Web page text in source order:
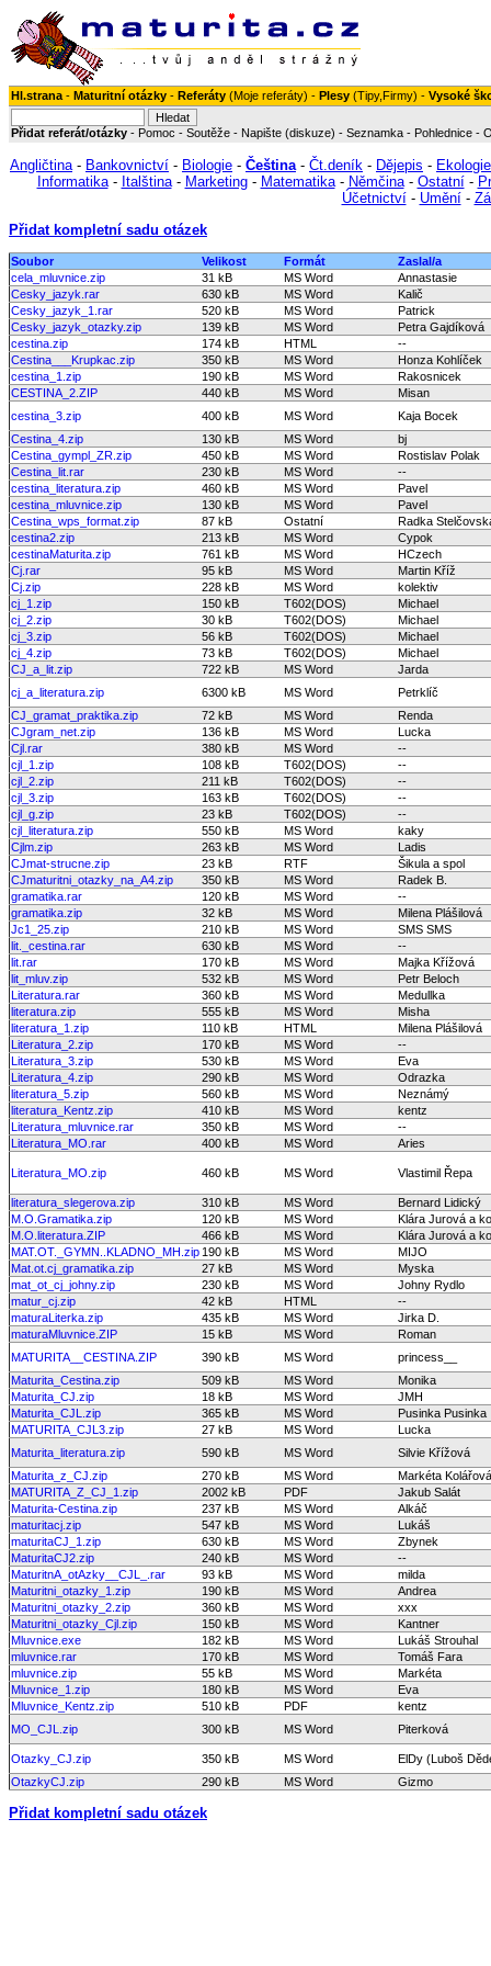
Hl.strana - Maturitní otázky - Referáty (Moje referáty) - Plesy (Tipy,Firmy) - Vysoké
Přidat referát/otázky - Pomoc - Soutěže - Napište (diskuze) - Seznamka - Pohlednice -
Angličtina- Bankovnictví - Biologie - Čeština- Čt.deník - Dějepis - Ekologie
Informatika- Italština- Marketing- Matematika- Němčina- Ostatní-
Účetnictví- Umění-
Přidat kompletní sadu otázek
Soubor Velikost Formát
Zaslal/a
cela_mluvnice.zip
31 kB MS Word
Annastasie
Cesky_jazyk.rar
630 kB MS Word
Kalič
Cesky_jazyk_1.rar
520 kB MS Word
Patrick
Cesky_jazyk_otazky.zip
139 kB MS Word
Petra Gajdíková
cestina.zip
174 kB HTML
--
Cestina___Krupkac.zip
350 kB MS Word
Honza Kohlíček
cestina_1.zip
190 kB MS Word
Rakosnicek
CESTINA_2.ZIP
440 kB MS Word
Misan
cestina_3.zip
400 kB MS Word
Kaja Bocek
Cestina_4.zip
130 kB MS Word
bj
Cestina_gympl_ZR.zip
450 kB MS Word
Rostislav Polak
Cestina_lit.rar
230 kB MS Word
--
cestina_literatura.zip
460 kB MS Word
Pavel
cestina_mluvnice.zip
130 kB MS Word
Pavel
Cestina_wps_format.zip
87 kB Ostatní
Radka
cestina2.zip
213 kB MS Word
Cypok
cestinaMaturita.zip
761 kB MS Word
HCzech
Cj.rar
95 kB MS Word
Martin Kříž
Cj.zip
228 kB MS Word
kolektiv
cj_1.zip
150 kB T602(DOS)
Michael
cj_2.zip
30 kB T602(DOS)
Michael
cj_3.zip
56 kB T602(DOS)
Michael
cj_4.zip
73 kB T602(DOS)
Michael
CJ_a_lit.zip
722 kB MS Word
Jarda
cj_a_literatura.zip
6300 kB MS Word
Petrklíč
CJ_gramat_praktika.zip
72 kB MS Word
Renda
CJgram_net.zip
136 kB MS Word
Lucka
Cjl.rar
380 kB MS Word
--
cjl_1.zip
108 kB T602(DOS)
--
cjl_2.zip
211 kB T602(DOS)
--
cjl_3.zip
163 kB T602(DOS)
--
cjl_g.zip
23 kB T602(DOS)
--
cjl_literatura.zip
550 kB MS Word
kaky
Cjlm.zip
263 kB MS Word
Ladis
CJmat-strucne.zip
23 kB RTF
Šikula a spol
CJmaturitni_otazky_na_A4.zip
350 kB MS Word
Radek B.
gramatika.rar
120 kB MS Word
--
gramatika.zip
32 kB MS Word
Milena Plášilová
Jc1_25.zip
210 kB MS Word
SMS SMS
lit._cestina.rar
630 kB MS Word
--
lit.rar
170 kB MS Word
Majka Křížová
lit_mluv.zip
532 kB MS Word
Petr Beloch
Literatura.rar
360 kB MS Word
Medullka
literatura.zip
555 kB MS Word
Misha
literatura_1.zip
110 kB HTML
Milena Plášilová
Literatura_2.zip
170 kB MS Word
--
Literatura_3.zip
530 kB MS Word
Eva
Literatura_4.zip
290 kB MS Word
Odrazka
literatura_5.zip
560 kB MS Word
Neznámý
literatura_Kentz.zip
410 kB MS Word
kentz
Literatura_mluvnice.rar
350 kB MS Word
--
Literatura_MO.rar
400 kB MS Word Aries
Literatura_MO.zip 460 kB MS Word Vlastimil Řepa
literatura_slegerova.zip 310 kB MS Word
Bernard Lidický
M.O.Gramatika.zip
120 kB MS Word
Klára Jurová a
M.O.literatura.ZIP
466 kB MS Word
Klára Jurová a
MAT.OT._GYMN..KLADNO_MH.zip 190 kB MS Word
MIJO
Mat.ot.cj_gramatika.zip
27 kB MS Word
Myska
mat_ot_cj_johny.zip
230 kB MS Word
Johny Rydlo
matur_cj.zip
42 kB HTML
--
maturaLiterka.zip
435 kB MS Word
Jirka D.
maturaMluvnice.ZIP
15 kB MS Word
Roman
MATURITA__CESTINA.ZIP
390 kB MS Word
princess__
Maturita_Cestina.zip
509 kB MS Word
Monika
Maturita_CJ.zip
18 kB MS Word
JMH
Maturita_CJL.zip
365 kB MS Word
Pusinka Pusinka
MATURITA_CJL3.zip
27 kB MS Word
Lucka
Maturita_literatura.zip
590 kB MS Word
Silvie Křížová
Maturita_z_CJ.zip
270 kB MS Word
Markéta Kolářová
MATURITA_Z_CJ_1.zip
2002 kB PDF
Jakub Salát
Maturita-Cestina.zip
237 kB MS Word
Alkáč
maturitacj.zip
547 kB MS Word
Lukáš
maturitaCJ_1.zip
630 kB MS Word
Zbynek
MaturitaCJ2.zip
240 kB MS Word
--
MaturitnA_otAzky__CJL_.rar
93 kB MS Word
milda
Maturitni_otazky_1.zip
190 kB MS Word
Andrea
Maturitni_otazky_2.zip
360 kB MS Word
xxx
Maturitni_otazky_Cjl.zip
150 kB MS Word
Kantner
Mluvnice.exe
182 kB MS Word
Lukáš Strouhal
mluvnice.rar
170 kB MS Word
Tomáš Fara
mluvnice.zip
55 kB MS Word
Markéta
Mluvnice_1.zip
180 kB MS Word
Eva
Mluvnice_Kentz.zip
510 kB PDF
kentz
MO_CJL.zip
300 kB MS Word Piterková
Otazky_CJ.zip 350 kB MS Word
ElDy (Luboš
OtazkyCJ.zip
290 kB MS Word Gizmo
Přidat kompletní sadu otázek